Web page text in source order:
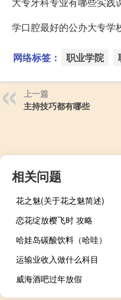
学口腔最好的公办大专学
网络标签： 职业学院
上一篇
主持技巧都有哪些
相关问题
花之魅(关于花之魅简述)
恋花绽放樱飞时 攻略
哈娃岛碳酸饮料（哈哇）
运输业收入做什么科目
威海酒吧过年放假